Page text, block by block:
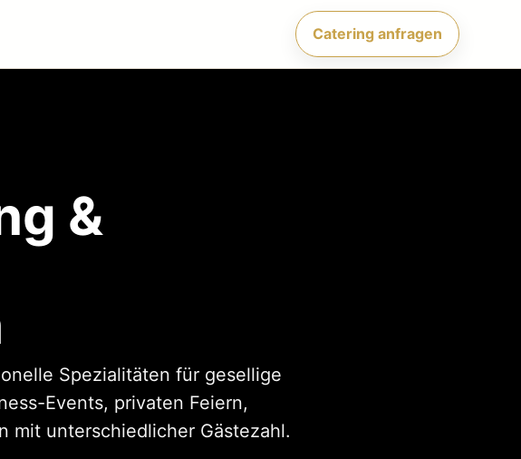
Catering anfragen
&
Spezialitäten für gesellige
Events, privaten Feiern,
mit unterschiedlicher Gästezahl.